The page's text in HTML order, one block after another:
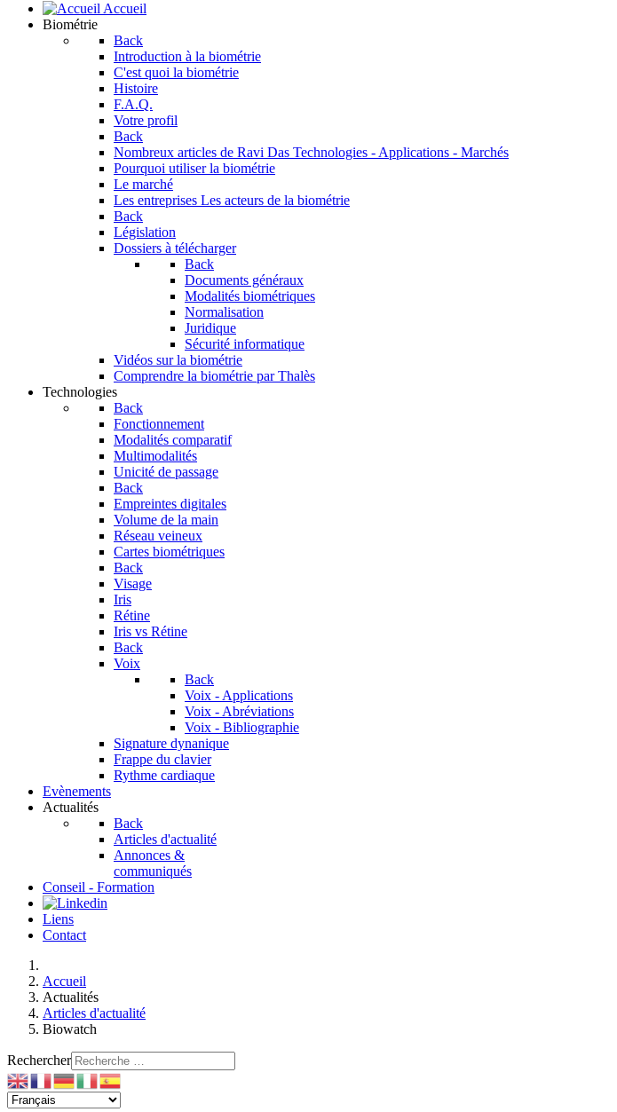
Accueil
Biométrie
Back
Introduction à la biométrie
C'est quoi la biométrie
Histoire
F.A.Q.
Votre profil
Back
Nombreux articles de Ravi Das Technologies - Applications - Marchés
Pourquoi utiliser la biométrie
Le marché
Les entreprises Les acteurs de la biométrie
Back
Législation
Dossiers à télécharger
Back
Documents généraux
Modalités biométriques
Normalisation
Juridique
Sécurité informatique
Vidéos sur la biométrie
Comprendre la biométrie par Thalès
Technologies
Back
Fonctionnement
Modalités comparatif
Multimodalités
Unicité de passage
Back
Empreintes digitales
Volume de la main
Réseau veineux
Cartes biométriques
Back
Visage
Iris
Rétine
Iris vs Rétine
Back
Voix
Back
Voix - Applications
Voix - Abréviations
Voix - Bibliographie
Signature dynanique
Frappe du clavier
Rythme cardiaque
Evènements
Actualités
Back
Articles d'actualité
Annonces &
communiqués
Conseil - Formation
Liens
Contact
Accueil
Actualités
Articles d'actualité
Biowatch
Rechercher